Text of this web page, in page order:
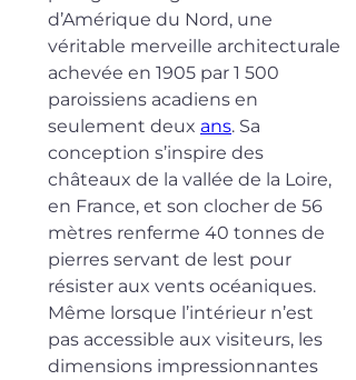
d’Amérique du Nord, une
véritable merveille architecturale
achevée en 1905 par 1 500
paroissiens acadiens en
seulement deux ans. Sa
conception s’inspire des
châteaux de la vallée de la Loire,
en France, et son clocher de 56
mètres renferme 40 tonnes de
pierres servant de lest pour
résister aux vents océaniques.
Même lorsque l’intérieur n’est
pas accessible aux visiteurs, les
dimensions impressionnantes